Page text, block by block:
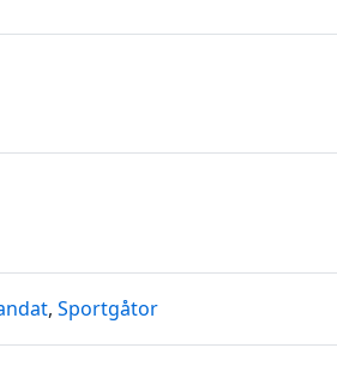
, Sportgåtor